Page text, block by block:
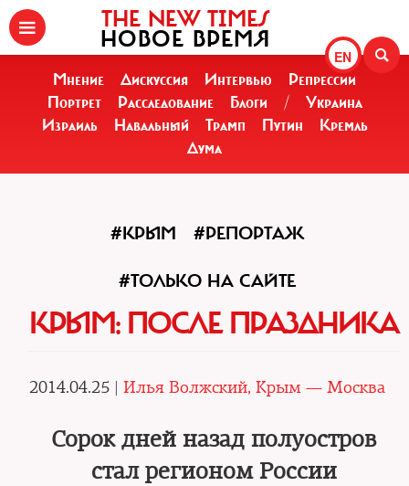
EN
THE NEW TIMES
НОВОЕ ВРЕМЯ
Мнение Дискуссия Интервью
Репрессии
Портрет
Расследование Блоги /
Украина
Израиль
Навальный Трамп Путин
Кремль
Дума
#КРЫМ #РЕПОРТАЖ
#ТОЛЬКО НА САЙТЕ
КРЫМ: ПОСЛЕ ПРАЗДНИКА
2014.04.25 | Илья Волжский, Крым — Москва
Сорок дней назад полуостров
стал регионом России